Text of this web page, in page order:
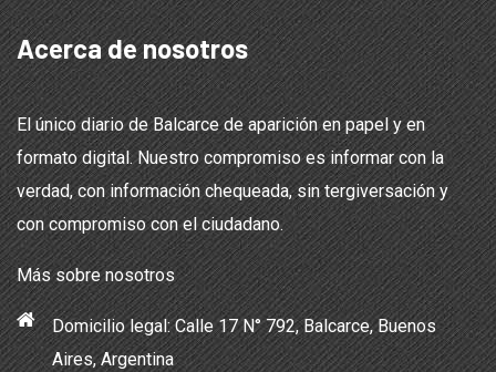
Acerca de nosotros
El único diario de Balcarce de aparición en papel y en
formato digital. Nuestro compromiso es informar con la
verdad, con información chequeada, sin tergiversación y
con compromiso con el ciudadano.
Más sobre nosotros
Domicilio legal: Calle 17 N° 792, Balcarce, Buenos
Aires, Argentina